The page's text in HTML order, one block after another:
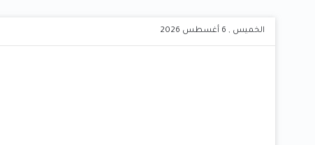
الخميس , 6 أغسطس 2026